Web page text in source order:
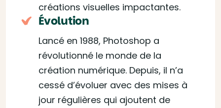
créations visuelles impactantes.
Évolution
Lancé en 1988, Photoshop a
révolutionné le monde de la
création numérique. Depuis, il n’a
cessé d’évoluer avec des mises à
jour régulières qui ajoutent de